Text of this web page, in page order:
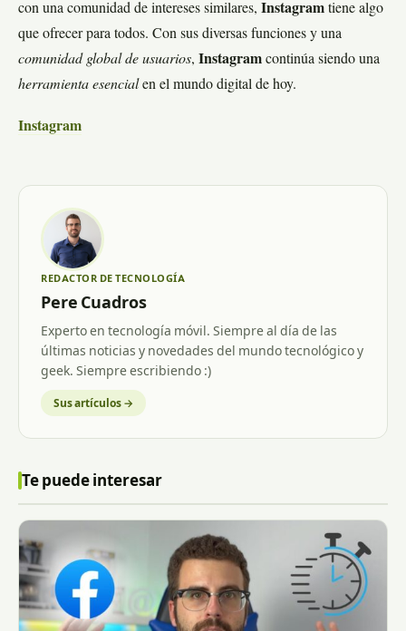
con una comunidad de intereses similares, Instagram tiene algo
que ofrecer para todos. Con sus diversas funciones y una
comunidad global de usuarios, Instagram continúa siendo una
herramienta esencial en el mundo digital de hoy.
Instagram
REDACTOR DE TECNOLOGÍA
Pere Cuadros
Experto en tecnología móvil. Siempre al día de las
últimas noticias y novedades del mundo tecnológico y
geek. Siempre escribiendo :)
Sus artículos →
Te puede interesar